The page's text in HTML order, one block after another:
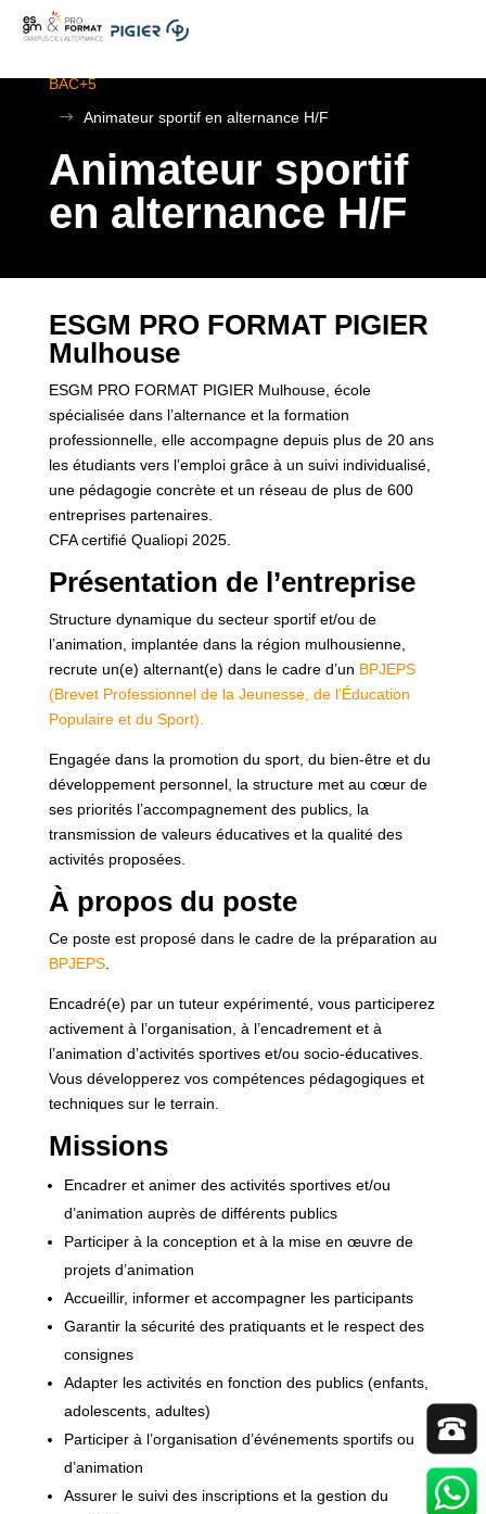
BAC+5
$
Animateur sportif en alternance H/F
Animateur sportif
en alternance H/F
ESGM PRO FORMAT PIGIER
Mulhouse
ESGM PRO FORMAT PIGIER Mulhouse, école
spécialisée dans l’alternance et la formation
professionnelle, elle accompagne depuis plus de 20 ans
les étudiants vers l’emploi grâce à un suivi individualisé,
une pédagogie concrète et un réseau de plus de 600
entreprises partenaires.
CFA certifié Qualiopi 2025.
Présentation de l’entreprise
Structure dynamique du secteur sportif et/ou de
l’animation, implantée dans la région mulhousienne,
recrute un(e) alternant(e) dans le cadre d’un BPJEPS
(Brevet Professionnel de la Jeunesse, de l’Éducation
Populaire et du Sport).
Engagée dans la promotion du sport, du bien-être et du
développement personnel, la structure met au cœur de
ses priorités l’accompagnement des publics, la
transmission de valeurs éducatives et la qualité des
activités proposées.
À propos du poste
Ce poste est proposé dans le cadre de la préparation au
BPJEPS.
Encadré(e) par un tuteur expérimenté, vous participerez
activement à l’organisation, à l’encadrement et à
l’animation d’activités sportives et/ou socio-éducatives.
Vous développerez vos compétences pédagogiques et
techniques sur le terrain.
Missions
Encadrer et animer des activités sportives et/ou
d’animation auprès de différents publics
Participer à la conception et à la mise en œuvre de
projets d’animation
Accueillir, informer et accompagner les participants
Garantir la sécurité des pratiquants et le respect des
consignes
Adapter les activités en fonction des publics (enfants,
adolescents, adultes)
Participer à l’organisation d’événements sportifs ou
d’animation
Assurer le suivi des inscriptions et la gestion du